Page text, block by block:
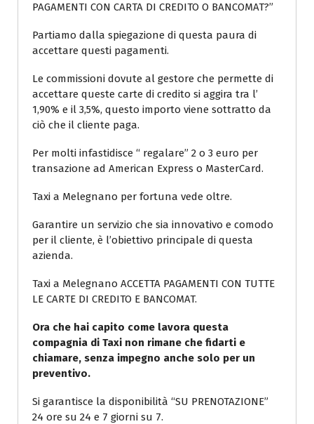
PAGAMENTI CON CARTA DI CREDITO O BANCOMAT?”
Partiamo dalla spiegazione di questa paura di
accettare questi pagamenti.
Le commissioni dovute al gestore che permette di
accettare queste carte di credito si aggira tra l’
1,90% e il 3,5%, questo importo viene sottratto da
ciò che il cliente paga.
Per molti infastidisce “ regalare” 2 o 3 euro per
transazione ad American Express o MasterCard.
Taxi a Melegnano per fortuna vede oltre.
Garantire un servizio che sia innovativo e comodo
per il cliente, è l’obiettivo principale di questa
azienda.
Taxi a Melegnano ACCETTA PAGAMENTI CON TUTTE
LE CARTE DI CREDITO E BANCOMAT.
Ora che hai capito come lavora questa
compagnia di Taxi non rimane che fidarti e
chiamare, senza impegno anche solo per un
preventivo.
Si garantisce la disponibilità “SU PRENOTAZIONE”
24 ore su 24 e 7 giorni su 7.